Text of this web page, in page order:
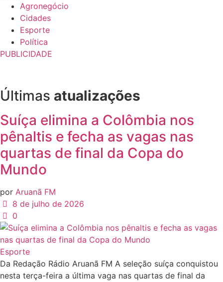
Agronegócio
Cidades
Esporte
Política
PUBLICIDADE
Últimas atualizações
Suíça elimina a Colômbia nos
pênaltis e fecha as vagas nas
quartas de final da Copa do
Mundo
por Aruanã FM
8 de julho de 2026
0
Esporte
Da Redação Rádio Aruanã FM A seleção suíça conquistou
nesta terça-feira a última vaga nas quartas de final da